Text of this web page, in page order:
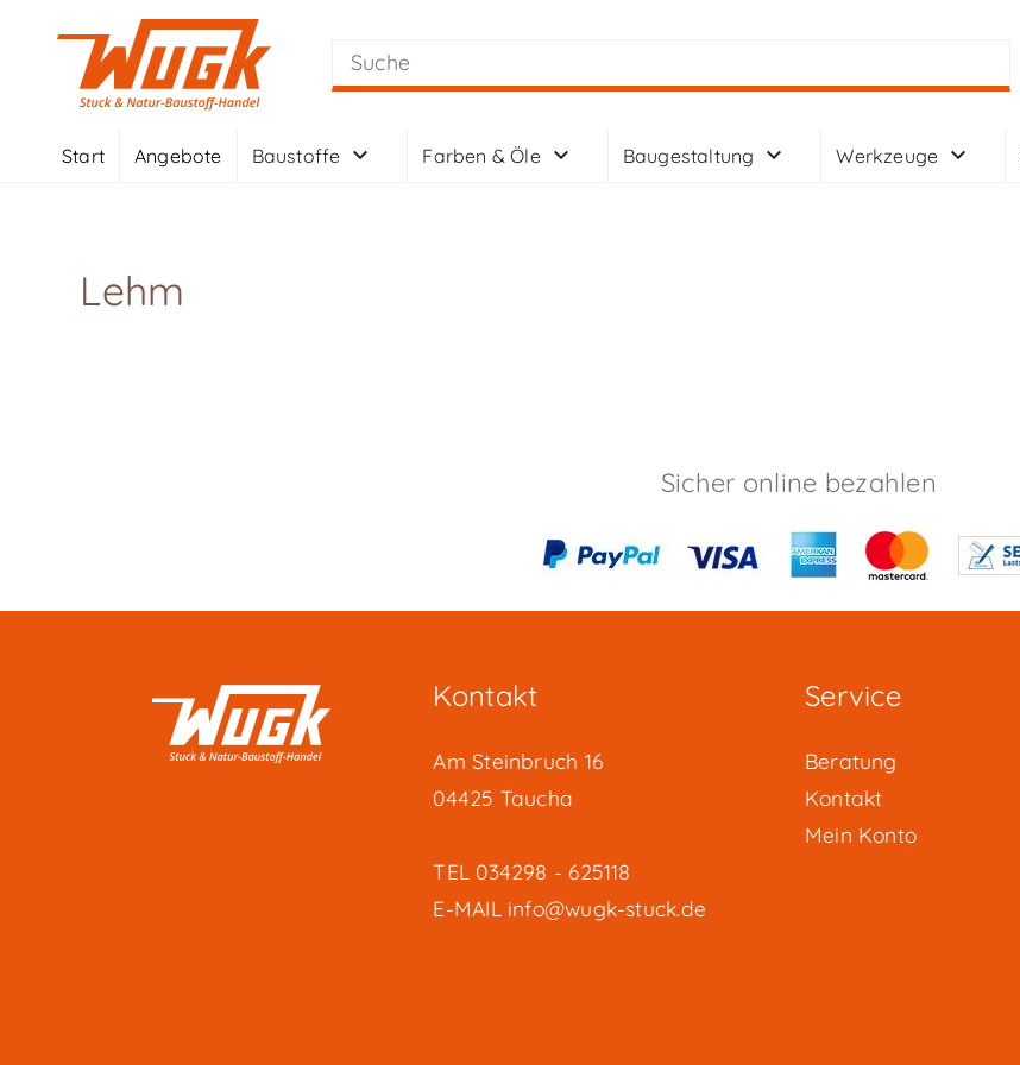
Start Angebote Baustoffe Farben & Öle Baugestaltung Werkzeuge
Lehm
Sicher online bezahlen
Kontakt
Am Steinbruch 16
04425 Taucha
TEL 034298 - 625118
E-MAIL info@wugk-stuck.de
Service
Beratung
Kontakt
Mein Konto